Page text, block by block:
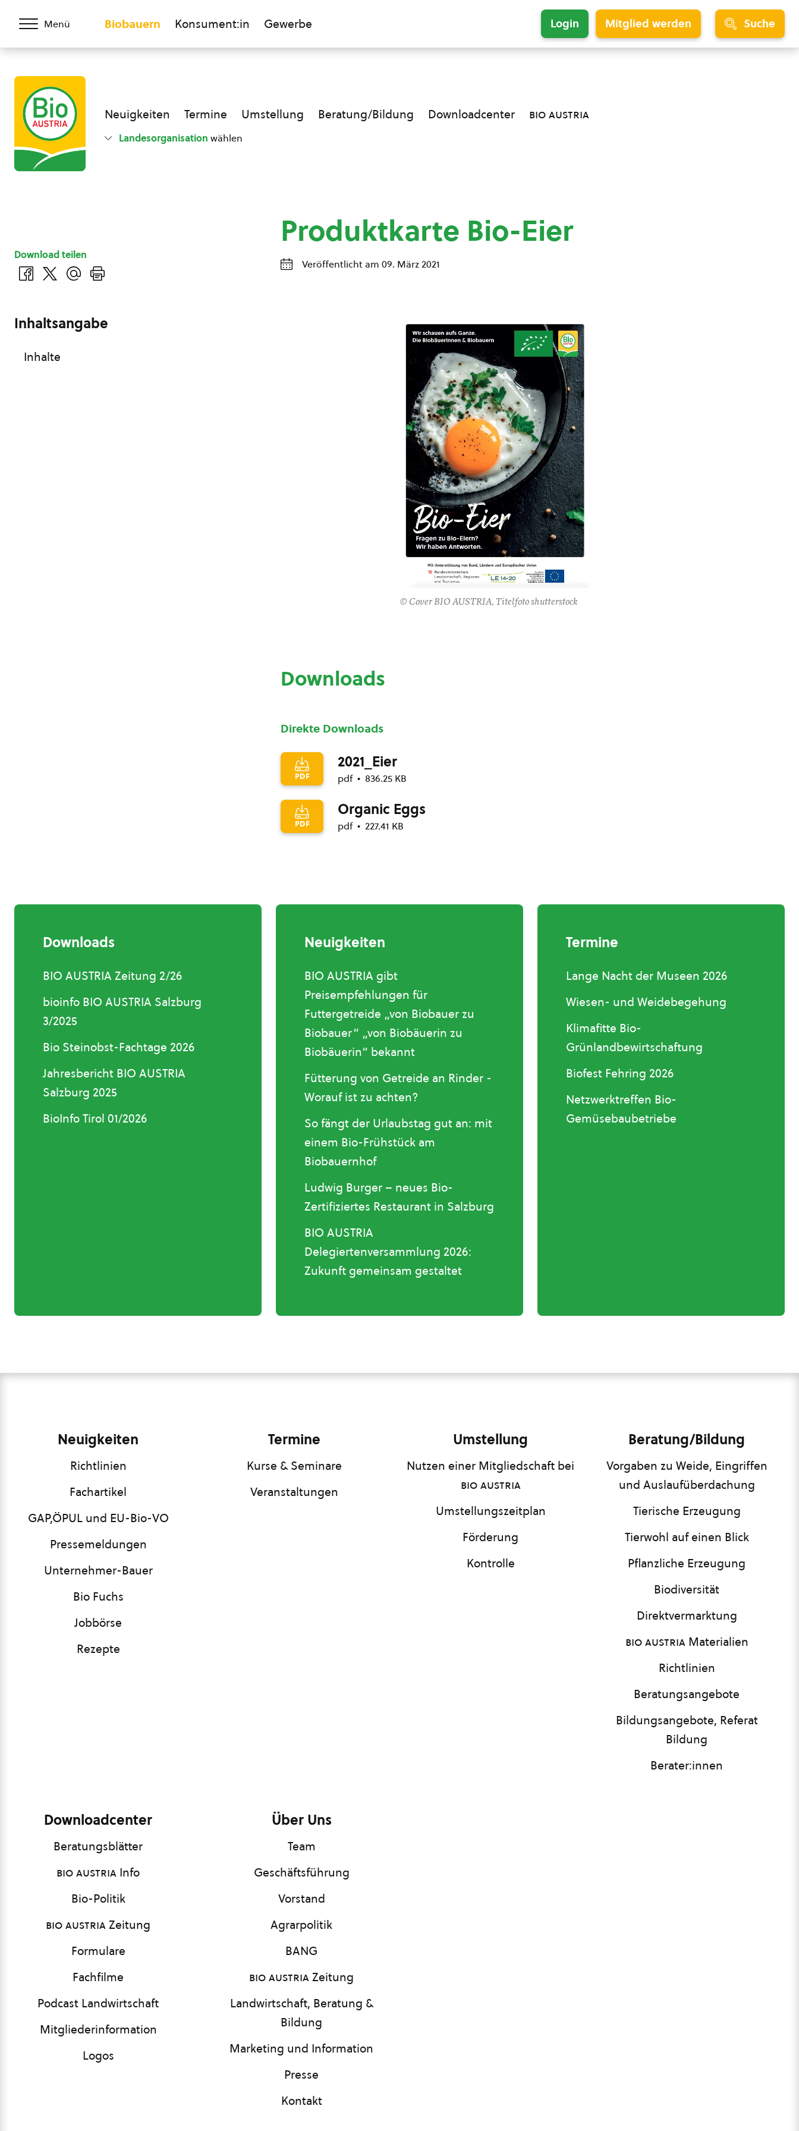
Menü Biobauern Konsument:in Gewerbe Login Mitglied werden Suche
Neuigkeiten Termine Umstellung Beratung/Bildung Downloadcenter bio austria
Landesorganisation wählen
Produktkarte Bio-Eier
Veröffentlicht am 09. März 2021
© Cover BIO AUSTRIA, Titelfoto shutterstock
Downloads
Direkte Downloads
PDF
2021_Eier
pdf 836.25 KB
PDF
Organic Eggs
pdf 227.41 KB
Download teilen
Inhaltsangabe
Inhalte
Downloads
BIO AUSTRIA Zeitung 2/26
bioinfo BIO AUSTRIA Salzburg
3/2025
Bio Steinobst-Fachtage 2026
Jahresbericht BIO AUSTRIA
Salzburg 2025
BioInfo Tirol 01/2026
Neuigkeiten
BIO AUSTRIA gibt
Preisempfehlungen für
Futtergetreide „von Biobauer zu
Biobauer“ „von Biobäuerin zu
Biobäuerin“ bekannt
Fütterung von Getreide an Rinder -
Worauf ist zu achten?
So fängt der Urlaubstag gut an: mit
einem Bio-Frühstück am
Biobauernhof
Ludwig Burger – neues Bio-
Zertifiziertes Restaurant in Salzburg
BIO AUSTRIA
Delegiertenversammlung 2026:
Zukunft gemeinsam gestaltet
Termine
Lange Nacht der Museen 2026
Wiesen- und Weidebegehung
Klimafitte Bio-
Grünlandbewirtschaftung
Biofest Fehring 2026
Netzwerktreffen Bio-
Gemüsebaubetriebe
Neuigkeiten
Richtlinien
Fachartikel
GAP,ÖPUL und EU-Bio-VO
Pressemeldungen
Unternehmer-Bauer
Bio Fuchs
Jobbörse
Rezepte
Termine
Kurse & Seminare
Veranstaltungen
Umstellung
Nutzen einer Mitgliedschaft bei
bio austria
Umstellungszeitplan
Förderung
Kontrolle
Beratung/Bildung
Vorgaben zu Weide, Eingriffen
und Auslaufüberdachung
Tierische Erzeugung
Tierwohl auf einen Blick
Pflanzliche Erzeugung
Biodiversität
Direktvermarktung
bio austriaMaterialien
Richtlinien
Beratungsangebote
Bildungsangebote, Referat
Bildung
Berater:innen
Downloadcenter
Beratungsblätter
bio austria Info
Bio-Politik
bio austriaZeitung
Formulare
Fachfilme
Podcast Landwirtschaft
Mitgliederinformation
Logos
Über Uns
Team
Geschäftsführung
Vorstand
Agrarpolitik
BANG
bio austriaZeitung
Landwirtschaft, Beratung &
Bildung
Marketing und Information
Presse
Kontakt